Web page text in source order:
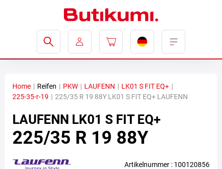
Home | Reifen | PKW | LAUFENN | LK01 S FIT EQ+ |
225-35-r-19 | 225/35 R 19 88Y LK01 S FIT EQ+ LAUFENN
LAUFENN LK01 S FIT EQ+
225/35 R 19 88Y
Artikelnummer : 100120856